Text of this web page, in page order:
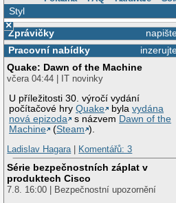
Styl
×
Zprávičky
Pracovní nabídky
Quake: Dawn of the Machine
včera 04:44 | IT novinky
U příležitosti 30. výročí vydání
počítačové hryQuake bylavydána
nová epizoda
s názvem Dawn of the
Machine
(Steam ).
Ladislav Hagara| Komentářů: 3
Série bezpečnostních záplat v
produktech Cisco
7.8. 16:00 | Bezpečnostní upozornění